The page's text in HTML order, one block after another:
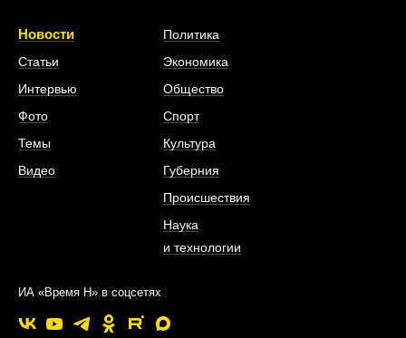
Новости
Статьи
Интервью
Фото
Темы
Видео
Политика
Экономика
Общество
Спорт
Культура
Губерния
Происшествия
Наука
и технологии
ИА «Время Н» в соцсетях